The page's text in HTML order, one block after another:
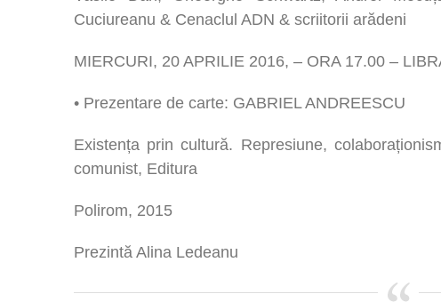
Cuciureanu & Cenaclul ADN & scriitorii arădeni
MIERCURI, 20 APRILIE 2016, – ORA 17.00 –
• Prezentare de carte: GABRIEL ANDREESCU
Existența prin cultură. Represiune,
comunist, Editura
Polirom, 2015
Prezintă Alina Ledeanu